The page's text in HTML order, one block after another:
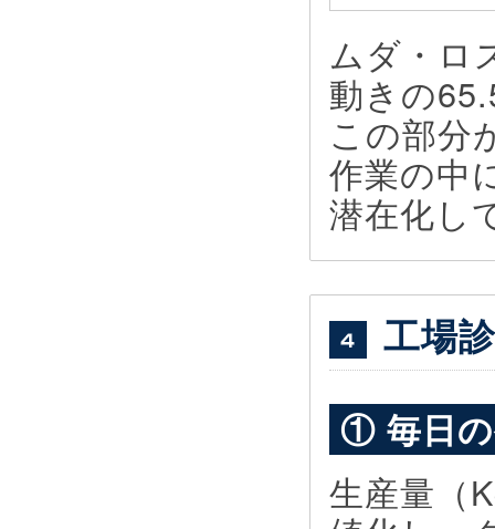
ムダ・ロ
動きの
この部分
作業の中
潜在化し
工場
① 毎日
生産量（